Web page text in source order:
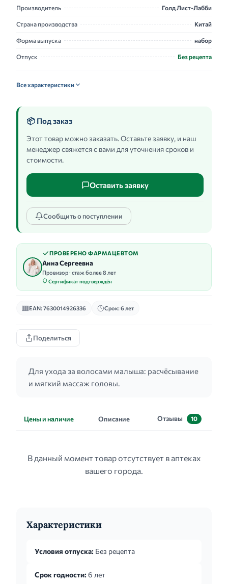
Производитель Голд Лист-Лабби
Страна производства Китай
Форма выпуска набор
Отпуск Без рецепта
Все характеристики
📦 Под заказ
Этот товар можно заказать. Оставьте заявку, и наш
менеджер свяжется с вами для уточнения сроков и
стоимости.
Оставить заявку
Сообщить о поступлении
ПРОВЕРЕНО ФАРМАЦЕВТОМ
Анна Сергеевна
Провизор · стаж более 8 лет
Сертификат подтверждён
EAN: 7630014926336 Срок: 6 лет
Поделиться
Для ухода за волосами малыша: расчёсывание
и мягкий массаж головы.
Цены и наличие Описание Отзывы 10
В данный момент товар отсутствует в аптеках
вашего города.
Характеристики
Условия отпуска: Без рецепта
Срок годности: 6 лет